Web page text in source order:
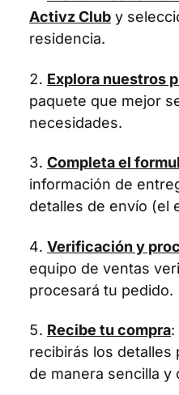
Activz Club y
residencia.
Explora nuestros
paquete que mejor
necesidades.
Completa el
información de
detalles de envío (el
Verificación y
equipo de ventas
procesará tu pedido.
Recibe tu compra:
recibirás los detalles
de manera sencilla y